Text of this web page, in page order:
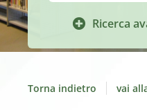
Ricerca
Torna indietro vai